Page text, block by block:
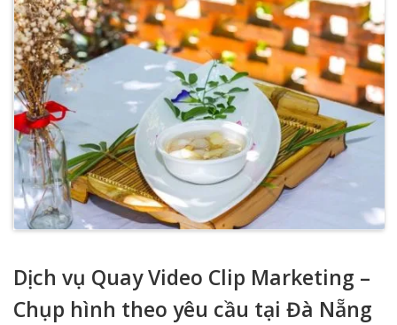
Dịch vụ Quay Video Clip Marketing –
Chụp hình theo yêu cầu tại Đà Nẵng